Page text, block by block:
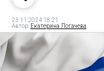
23.11.2024 18:21
Автор: Екатерина Логачева